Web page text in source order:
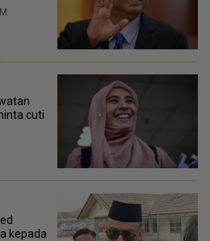
cuti
kepada